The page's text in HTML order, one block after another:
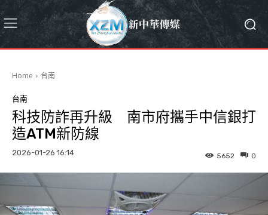
Home 台南
台南
科技防詐再升級 南市府攜手中信銀打
造ATM新防線
2026-01-26 16:14 0
5652